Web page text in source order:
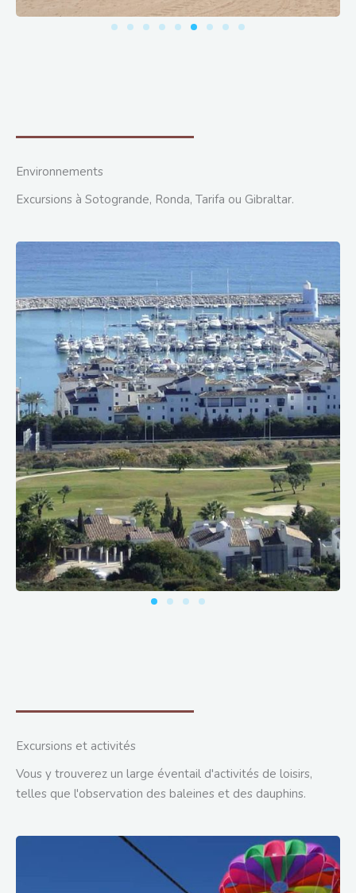
Environnements
Excursions à Sotogrande, Ronda, Tarifa ou Gibraltar.
Excursions et activités
Vous y trouverez un large éventail d'activités de loisirs,
telles que l'observation des baleines et des dauphins.